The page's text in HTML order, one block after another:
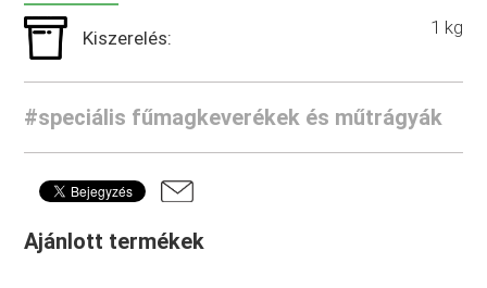
Kiszerelés: 1 kg
#speciális fűmagkeverékek és műtrágyák
Ajánlott termékek